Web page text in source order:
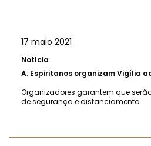
17 maio 2021
Notícia
A. Espiritanos organizam Vigília
Organizadores garantem que
de segurança e distanciamento.